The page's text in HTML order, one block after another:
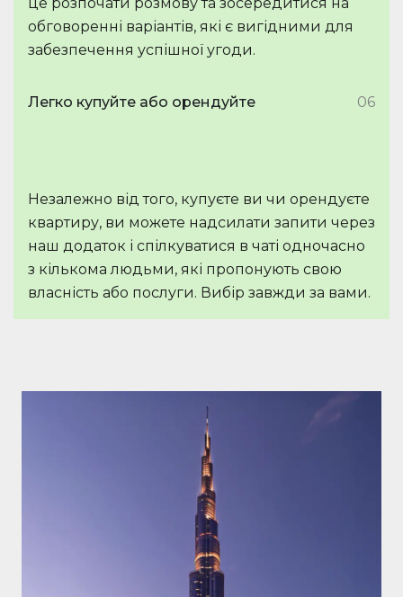
обговоренні варіантів, які є вигідними для
забезпечення успішної угоди.
Легко купуйте або орендуйте 06
Незалежно від того, купуєте ви чи орендуєте
квартиру, ви можете надсилати запити через
наш додаток і спілкуватися в чаті одночасно
з кількома людьми, які пропонують свою
власність або послуги. Вибір завжди за вами.